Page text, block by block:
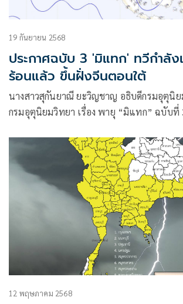
19 กันยายน 2568
ประกาศฉบับ 3 'มิแทก' ทวีกำลัง
ร้อนแล้ว ขึ้นฝั่งจีนตอนใต้
นางสาวสุกันยาณี ยะวิญชาญ อธิบดีกรมอุตุนิย
กรมอุตุนิยมวิทยา เรื่อง พายุ “มิแทก” ฉบับที่
12 พฤษภาคม 2568